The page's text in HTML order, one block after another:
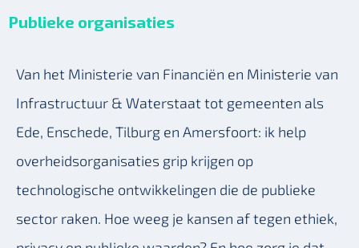
Publieke organisaties
Van het Ministerie van Financiën en Ministerie van
Infrastructuur & Waterstaat tot gemeenten als
Ede, Enschede, Tilburg en Amersfoort: ik help
overheidsorganisaties grip krijgen op
technologische ontwikkelingen die de publieke
sector raken. Hoe weeg je kansen af tegen ethiek,